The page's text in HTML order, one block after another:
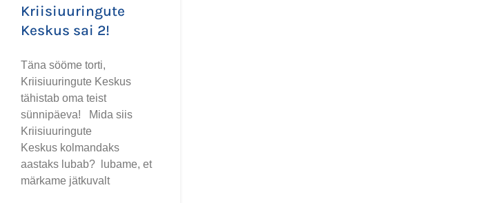
Kriisiuuringute
Keskus sai 2!
Täna sööme torti,
Kriisiuuringute Keskus
tähistab oma teist
sünnipäeva! Mida siis
Kriisiuuringute
Keskus kolmandaks
aastaks lubab? lubame, et
märkame jätkuvalt